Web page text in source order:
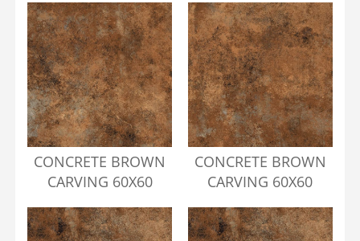
CONCRETE BROWN
CARVING 60X60
CONCRETE BROWN
CARVING 60X60